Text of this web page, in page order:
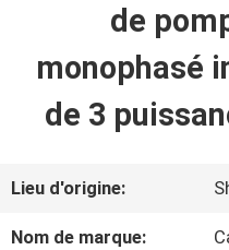
PRODUITS
PROPOS
DE
de
monophasé
de 3
Lieu d'origine:
Nom de marque: